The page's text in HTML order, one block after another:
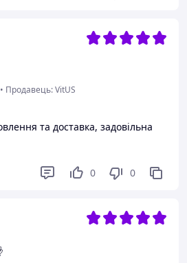
• Продавець: VitUS
та доставка, задовільна
0 0